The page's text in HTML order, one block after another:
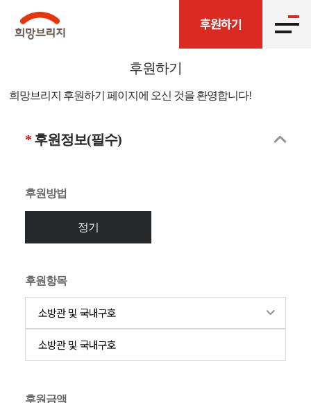
후원하기
후원하기
희망브리지 후원하기 페이지에 오신 것을 환영합니다!
후원정보(필수)
후원방법
정기
후원항목
후원금액